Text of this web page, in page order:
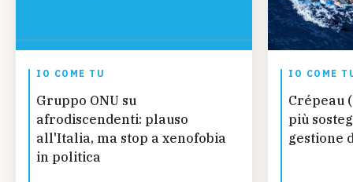
IO COME TU
Gruppo ONU su
afrodiscendenti: plauso
all'Italia, ma stop a xenofobia
in politica
IO COME
Crépeau
più
gestione